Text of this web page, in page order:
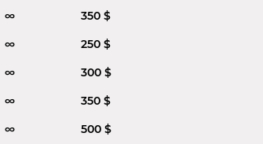
∞
350 $
∞
250 $
∞
300 $
∞
350 $
∞
500 $